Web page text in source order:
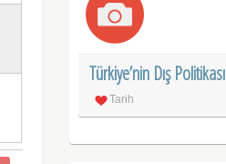
Türkiye’nin Dış Politikası
Tarih